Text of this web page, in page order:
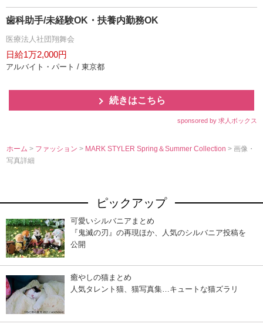
歯科助手/未経験OK・扶養内勤務OK
医療法人社団翔舞会
日給1万2,000円
アルバイト・パート / 東京都
続きはこちら
sponsored by 求人ボックス
ホーム > ファッション> MARK STYLER Spring＆Summer Collection> 画像・
写真詳細
ピックアップ
可愛いシルバニアまとめ
『鬼滅の刃』の再現ほか、人気のシルバニア投稿を
公開
癒やしの猫まとめ
人気タレント猫、猫写真集…キュートな猫ズラリ